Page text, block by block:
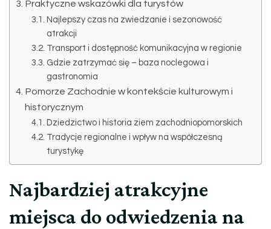
Praktyczne wskazówki dla turystów
Najlepszy czas na zwiedzanie i sezonowość
atrakcji
Transport i dostępność komunikacyjna w regionie
Gdzie zatrzymać się – baza noclegowa i
gastronomia
Pomorze Zachodnie w kontekście kulturowym i
historycznym
Dziedzictwo i historia ziem zachodniopomorskich
Tradycje regionalne i wpływ na współczesną
turystykę
Najbardziej atrakcyjne
miejsca do odwiedzenia na